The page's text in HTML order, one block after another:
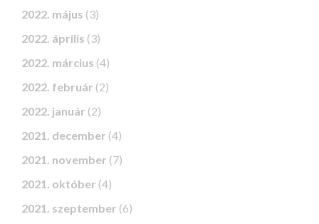
2022. május (3)
2022. április (3)
2022. március (4)
2022. február (2)
2022. január (2)
2021. december (4)
2021. november (7)
2021. október (4)
2021. szeptember (6)